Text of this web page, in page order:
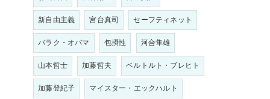
新自由主義
宮台真司
セーフティネット
バラク・オバマ
包摂性
河合隼雄
山本哲士
加藤哲夫
ベルトルト・ブレヒト
加藤登紀子
マイスター・エックハルト